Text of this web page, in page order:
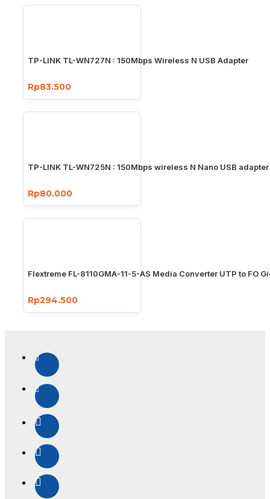
TP-LINK TL-WN727N : 150Mbps Wireless N USB Adapter
Rp83.500
TP-LINK TL-WN725N : 150Mbps wireless N Nano USB adapter
Rp80.000
Flextreme FL-8110GMA-11-5-AS Media Converter UTP to FO
Rp294.500